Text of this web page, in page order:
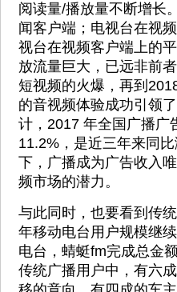
阅读量/播放量不断增长
闻客户端；电视台在视
视台在视频客户端上的
放流量巨大，已远非前
短视频的火爆，再到
的音视频体验成功引领
计，2017 年全国广播广
11.2%，是近三年来同
下，广播成为广告收入
频市场的潜力。
与此同时，也要看到传
年移动电台用户规模继
电台，蜻蜓fm完成总金
传统广播用户中，有六